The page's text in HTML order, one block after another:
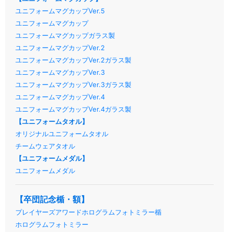
ユニフォームマグカップVer.5
ユニフォームマグカップ
ユニフォームマグカップガラス製
ユニフォームマグカップVer.2
ユニフォームマグカップVer.2ガラス製
ユニフォームマグカップVer.3
ユニフォームマグカップVer.3ガラス製
ユニフォームマグカップVer.4
ユニフォームマグカップVer.4ガラス製
【ユニフォームタオル】
オリジナルユニフォームタオル
チームウェアタオル
【ユニフォームメダル】
ユニフォームメダル
【卒団記念楯・額】
プレイヤーズアワードホログラムフォトミラー楯
ホログラムフォトミラー